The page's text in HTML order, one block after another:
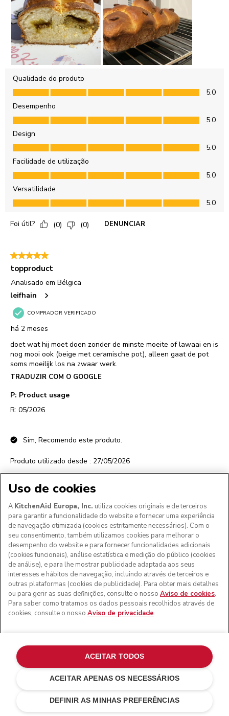
€ 479,40 custos € 319,60
Uso de cookies
A KitchenAid Europa, Inc. utiliza cookies originais e de terceiros
para garantir a funcionalidade do website e fornecer uma experiência
de navegação otimizada (cookies estritamente necessários). Com o
seu consentimento, também utilizamos cookies para melhorar o
desempenho do website e para fornecer funcionalidades adicionais
(cookies funcionais), análise estatística e medição do público (cookies
de análise), e para lhe mostrar publicidade adaptada aos seus
interesses e hábitos de navegação, incluindo através de terceiros e
outras plataformas (cookies de publicidade). Para obter mais detalhes
ou para gerir as suas definições, consulte o nosso Aviso de cookies.
Para saber como tratamos os dados pessoais recolhidos através de
cookies, consulte o nosso Aviso de privacidade.
DEFINIR AS MINHAS PREFERÊNCIAS
ACEITAR APENAS OS NECESSÁRIOS
ACEITAR TODOS